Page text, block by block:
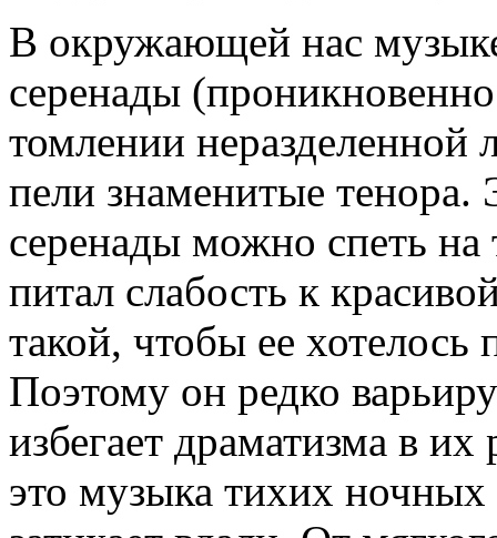
В окружающей нас
серенады
томлении
пели знаменитые тенора.
серенады можно спеть на
питал слабость к
такой, чтобы ее хотелось
Поэтому он редко
избегает драматизма в
это музыка тихих ночных